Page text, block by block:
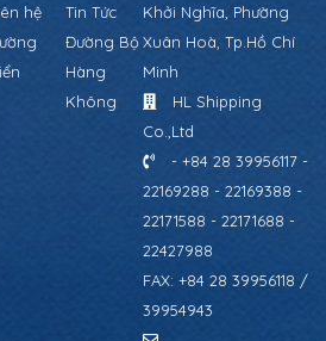
hệ
Tin Tức
Đường Bộ
Hàng
Không
Khởi Nghĩa, Phường
Xuân Hoà, Tp.Hồ Chí
Minh
HL Shipping
Co.,Ltd
- +84 28 39956117 -
22169288 - 22169388 -
22171588 - 22171688 -
22427988
FAX: +84 28 39956118 /
39954943